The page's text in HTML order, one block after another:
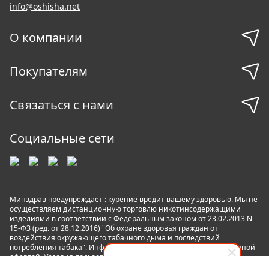
info@oshisha.net
О компании
Покупателям
Связаться с нами
Социальные сети
Минздрав предупреждает : курение вредит вашему здоровью. Мы не
осуществляем дистанционную торговлю никотинсодержащими
изделиями в соответствии с Федеральным законом от 23.02.2013 N
15-ФЗ (ред. от 28.12.2016) "Об охране здоровья граждан от
воздействия окружающего табачного дыма и последствий
потребления табака". Информация на сайте не является публичной